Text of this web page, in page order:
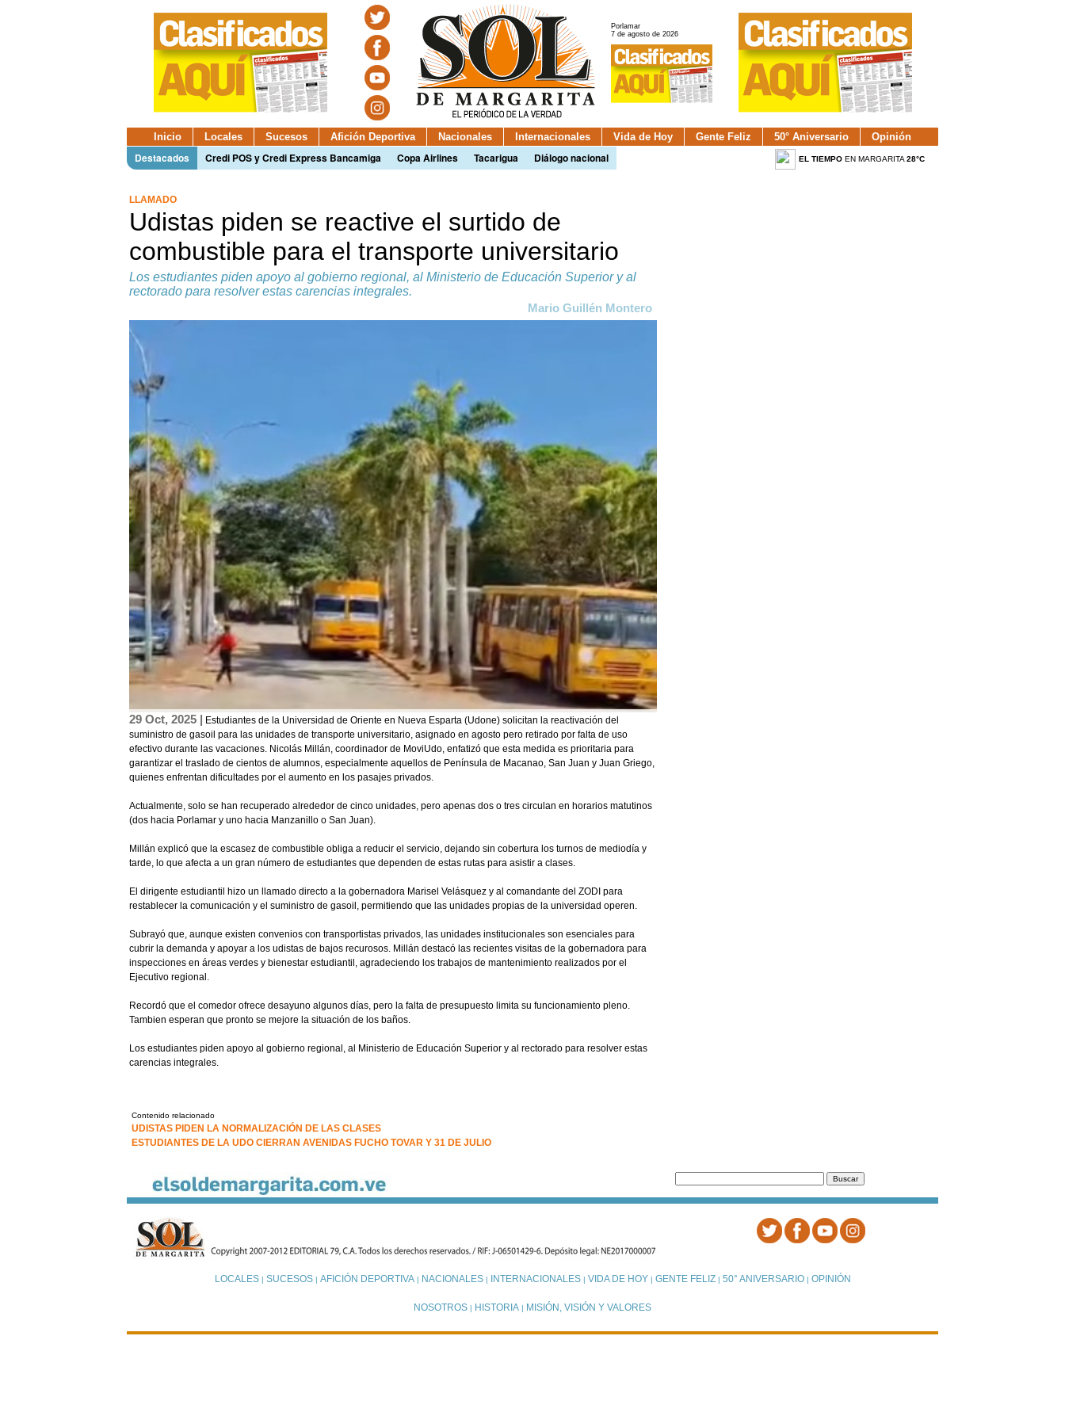
Porlamar
7 de agosto de 2026
Inicio Locales Sucesos Afición Deportiva Nacionales Internacionales Vida de Hoy Gente Feliz 50° Aniversario Opinión
Destacados Credi POS y Credi Express Bancamiga Copa Airlines Tacarigua Diálogo nacional EL TIEMPOEN MARGARITA 28°C
LLAMADO
Udistas piden se reactive el surtido de
combustible para el transporte universitario
Los estudiantes piden apoyo al gobierno regional, al Ministerio de Educación Superior y al
rectorado para resolver estas carencias integrales.
Mario Guillén Montero
29 Oct, 2025 | Estudiantes de la Universidad de Oriente en Nueva Esparta (Udone) solicitan la reactivación del
suministro de gasoil para las unidades de transporte universitario, asignado en agosto pero retirado por falta de uso
efectivo durante las vacaciones. Nicolás Millán, coordinador de MoviUdo, enfatizó que esta medida es prioritaria para
garantizar el traslado de cientos de alumnos, especialmente aquellos de Península de Macanao, San Juan y Juan Griego,
quienes enfrentan dificultades por el aumento en los pasajes privados.
Actualmente, solo se han recuperado alrededor de cinco unidades, pero apenas dos o tres circulan en horarios matutinos
(dos hacia Porlamar y uno hacia Manzanillo o San Juan).
Millán explicó que la escasez de combustible obliga a reducir el servicio, dejando sin cobertura los turnos de mediodía y
tarde, lo que afecta a un gran número de estudiantes que dependen de estas rutas para asistir a clases.
El dirigente estudiantil hizo un llamado directo a la gobernadora Marisel Velásquez y al comandante del ZODI para
restablecer la comunicación y el suministro de gasoil, permitiendo que las unidades propias de la universidad operen.
Subrayó que, aunque existen convenios con transportistas privados, las unidades institucionales son esenciales para
cubrir la demanda y apoyar a los udistas de bajos recurosos. Millán destacó las recientes visitas de la gobernadora para
inspecciones en áreas verdes y bienestar estudiantil, agradeciendo los trabajos de mantenimiento realizados por el
Ejecutivo regional.
Recordó que el comedor ofrece desayuno algunos días, pero la falta de presupuesto limita su funcionamiento pleno.
Tambien esperan que pronto se mejore la situación de los baños.
Los estudiantes piden apoyo al gobierno regional, al Ministerio de Educación Superior y al rectorado para resolver estas
carencias integrales.
Contenido relacionado
UDISTAS PIDEN LA NORMALIZACIÓN DE LAS CLASES
ESTUDIANTES DE LA UDO CIERRAN AVENIDAS FUCHO TOVAR Y 31 DE JULIO
LOCALES| SUCESOS| AFICIÓN DEPORTIVA| NACIONALES| INTERNACIONALES| VIDA DE HOY | GENTE FELIZ| 50° ANIVERSARIO| OPINIÓN
NOSOTROS | HISTORIA | MISIÓN, VISIÓN Y VALORES